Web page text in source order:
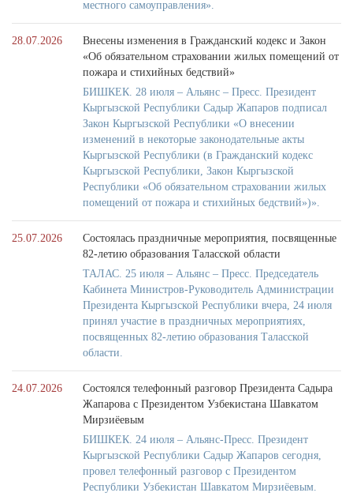
местного самоуправления».
28.07.2026
Внесены изменения в Гражданский кодекс и Закон
«Об обязательном страховании жилых помещений от
пожара и стихийных бедствий»
БИШКЕК. 28 июля – Альянс – Пресс. Президент
Кыргызской Республики Садыр Жапаров подписал
Закон Кыргызской Республики «О внесении
изменений в некоторые законодательные акты
Кыргызской Республики (в Гражданский кодекс
Кыргызской Республики, Закон Кыргызской
Республики «Об обязательном страховании жилых
помещений от пожара и стихийных бедствий»)».
25.07.2026
Состоялась праздничные мероприятия, посвященные
82-летию образования Таласской области
ТАЛАС. 25 июля – Альянс – Пресс. Председатель
Кабинета Министров-Руководитель Администрации
Президента Кыргызской Республики вчера, 24 июля
принял участие в праздничных мероприятиях,
посвященных 82-летию образования Таласской
области.
24.07.2026
Состоялся телефонный разговор Президента Садыра
Жапарова с Президентом Узбекистана Шавкатом
Мирзиёевым
БИШКЕК. 24 июля – Альянс-Пресс. Президент
Кыргызской Республики Садыр Жапаров сегодня,
провел телефонный разговор с Президентом
Республики Узбекистан Шавкатом Мирзиёевым.